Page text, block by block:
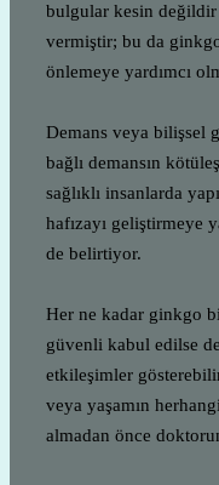
bulgular kesin
vermiştir; bu da
önlemeye yardımcı
Demans veya bilişsel
bağlı demansın
sağlıklı insanlarda
hafızayı geliştirmeye
de belirtiyor.
Her ne kadar ginkgo
güvenli kabul edilse
etkileşimler
veya yaşamın
almadan önce